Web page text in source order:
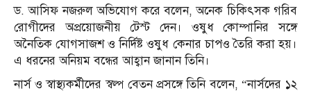
ড. আসিফ নজরুল অভিযোগ করে বলেন, অনেক চিকিৎসক গরিব
রোগীদের অপ্রয়োজনীয় টেস্ট দেন। ওষুধ কোম্পানির সঙ্গে
অনৈতিক যোগসাজশ ও নির্দিষ্ট ওষুধ কেনার চাপও তৈরি করা হয়।
এ ধরনের অনিয়ম বন্ধের আহ্বান জানান তিনি।
নার্স ও স্বাস্থ্যকর্মীদের স্বল্প বেতন প্রসঙ্গে তিনি বলেন, “নার্সদের ১২